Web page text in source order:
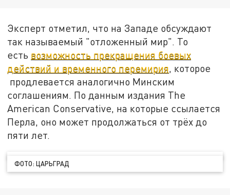
Эксперт отметил, что на Западе обсуждают
так называемый "отложенный мир". То
есть возможность прекращения боевых
действий и временного перемирия, которое
продлевается аналогично Минским
соглашениям. По данным издания The
American Conservative, на которые ссылается
Перла, оно может продолжаться от трёх до
пяти лет.
ФОТО: ЦАРЬГРАД